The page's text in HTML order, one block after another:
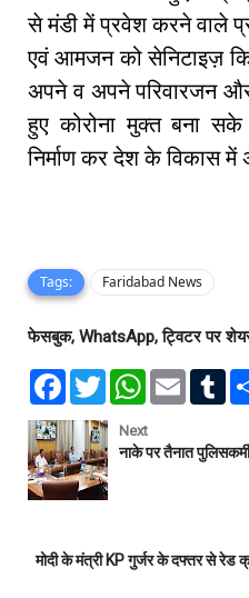
से मंडी में प्रवेश करने वाले
एवं आमजन को सेनिटाइज़
अपने व अपने परिवारजन
हुए कोरोना मुक्त बना
निर्माण कर देश के विकास
Tags: Faridabad News
फेसबुक, WhatsApp, ट्विटर पर
F
e
b
o
o
k
T
w
t
t
e
r
W
t
s
E
l
T
l
Next
नाके पर तैनात
मोदी के मंत्री KP गुर्जर के दफ्तर से रेड